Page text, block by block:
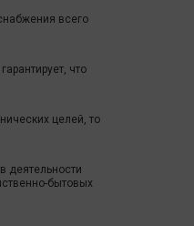
всего
что
целей, то
деятельности
бытовых